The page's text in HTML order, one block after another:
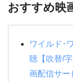
おすすめ映
ワイルド･
聴【吹替/
画配信サー